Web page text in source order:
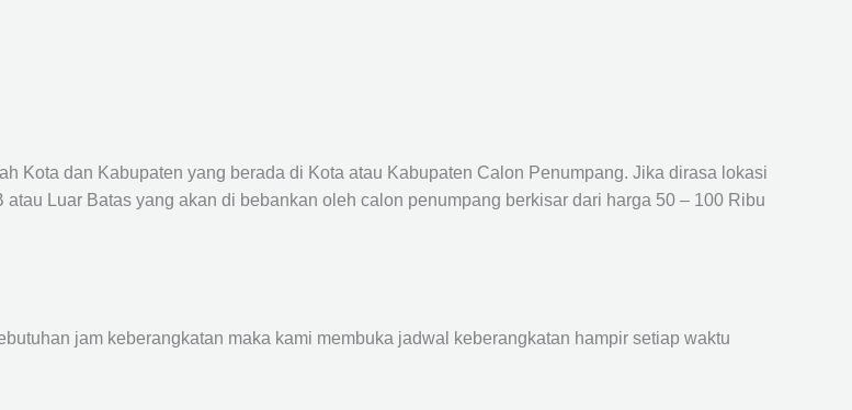
Kota dan Kabupaten yang berada di Kota atau Kabupaten Calon Penumpang. Jika dirasa lokasi
Luar Batas yang akan di bebankan oleh calon penumpang berkisar dari harga 50 – 100 Ribu
jam keberangkatan maka kami membuka jadwal keberangkatan hampir setiap waktu